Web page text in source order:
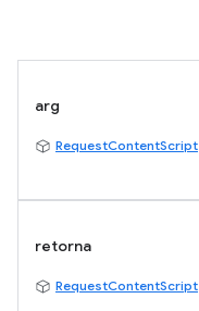
arg
RequestContentScript
retorna
RequestContentScript